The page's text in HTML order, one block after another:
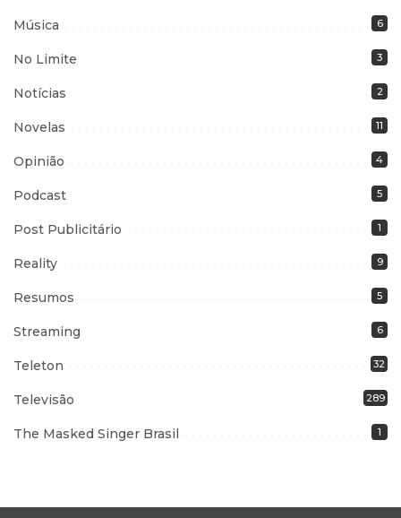
Música 6
No Limite 3
Notícias 2
Novelas 11
Opinião 4
Podcast 5
Post Publicitário 1
Reality 9
Resumos 5
Streaming 6
Teleton 32
Televisão 289
The Masked Singer Brasil 1